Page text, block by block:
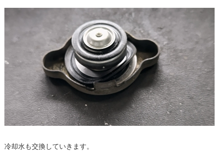
冷却水も交換していきます。